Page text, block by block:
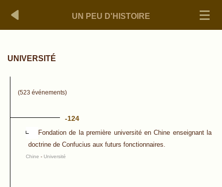
UN PEU D'HISTOIRE
UNIVERSITÉ
(523 événements)
-124
Fondation de la première université en Chine enseignant la
doctrine de Confucius aux futurs fonctionnaires.
Chine - Université